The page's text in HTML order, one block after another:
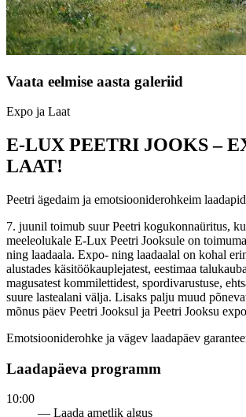
Vaata eelmise aasta galeriid
Expo ja Laat
E-LUX PEETRI JOOKS –
LAAT!
Peetri ägedaim ja emotsiooniderohkeim
7. juunil toimub suur Peetri kogukonnaüritus,
meeleolukale E-Lux Peetri Jooksule on
ning laadaala. Expo- ning laadaalal on kohal
alustades käsitöökauplejatest, eestimaa
magusatest kommilettidest, spordivarustuse,
suure lastealani välja. Lisaks palju muud
mõnus päev Peetri Jooksul ja Peetri Jooksu
Emotsiooniderohke ja vägev laadapäev
Laadapäeva programm
10:00
— Laada ametlik algus